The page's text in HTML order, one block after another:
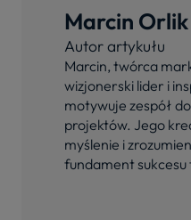
Marcin Orlik
Autor artykułu
Marcin, twórca
wizjonerski lider i
motywuje zespół
projektów. Jego
myślenie i
fundament sukcesu